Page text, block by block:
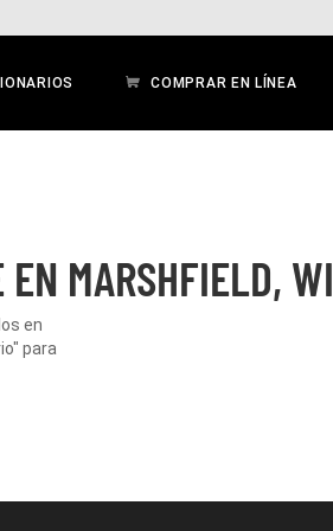
COMPRAR EN LÍNEA
EN MARSHFIELD, WI
en
para